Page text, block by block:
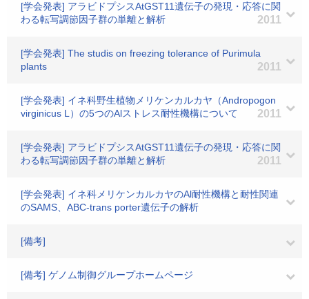
[学会発表] アラビドプシスAtGST11遺伝子の発現・応答に関
わる転写調節因子群の単離と解析
2011
[学会発表] The studis on freezing tolerance of Purimula
plants
2011
[学会発表] イネ科野生植物メリケンカルカヤ（Andropogon
virginicus L）の5つのAlストレス耐性機構について
2011
[学会発表] アラビドプシスAtGST11遺伝子の発現・応答に関
わる転写調節因子群の単離と解析
2011
[学会発表] イネ科メリケンカルカヤのAl耐性機構と耐性関連
のSAMS、ABC-trans porter遺伝子の解析
[備考]
[備考] ゲノム制御グループホームページ